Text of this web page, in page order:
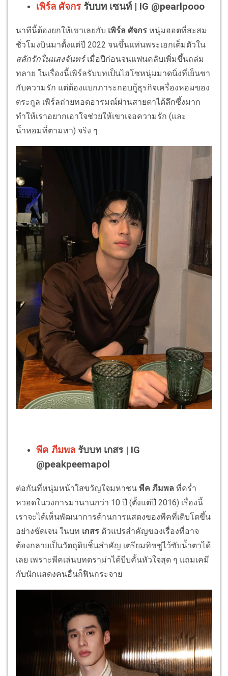
เพิร์ล ศัจกรรับบท เซนท์ | IG @pearlpooo
นาทีนี้ต้องยกให้เขาเลยกับ เพิร์ล ศัจกร หนุ่มฮอตที่สะสม
ชั่วโมงบินมาตั้งแต่ปี 2022 จนขึ้นแท่นพระเอกเต็มตัวใน
สลักรักในแสงจันทร์เมื่อปีก่อนจนแฟนคลับเพิ่มขึ้นถล่ม
ทลาย ในเรื่องนี้เพิร์ลรับบทเป็นไฮโซหนุ่มมาดนิ่งที่เย็นชา
กับความรัก แต่ต้องแบกภาระกอบกู้ธุรกิจเครื่องหอมของ
ตระกูล เพิร์ลถ่ายทอดอารมณ์ผ่านสายตาได้ลึกซึ้งมาก
ทำให้เราอยากเอาใจช่วยให้เขาเจอความรัก (และ
น้ำหอมที่ตามหา) จริง ๆ
พีค ภีมพล รับบท เกสร | IG
@peakpeemapol
ต่อกันที่หนุ่มหน้าใสขวัญใจมหาชน พีค ภีมพล ที่คร่ำ
หวอดในวงการมานานกว่า 10 ปี (ตั้งแต่ปี 2016) เรื่องนี้
เราจะได้เห็นพัฒนาการด้านการแสดงของพีคที่เติบโตขึ้น
อย่างชัดเจน ในบท เกสร ตัวแปรสำคัญของเรื่องที่อาจ
ต้องกลายเป็นวัตถุดิบชิ้นสำคัญ เตรียมทิชชู่ไว้ซับน้ำตาได้
เลย เพราะพีคเล่นบทดราม่าได้บีบคั้นหัวใจสุด ๆ แถมเคมี
กับนักแสดงคนอื่นก็ฟินกระจาย